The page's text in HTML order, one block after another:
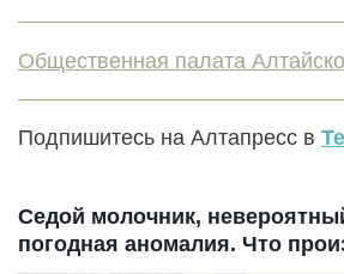
Общественная палата
Подпишитесь на Алтапресс в
Седой молочник,
погодная аномалия. Что